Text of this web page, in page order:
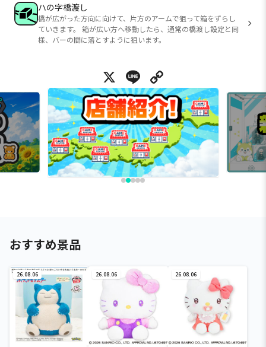
ハの字橋渡し
橋が広がった方向に向けて、片方のアームで狙って箱をずらし
ていきます。 箱が広い方へ移動したら、通常の橋渡し設定と同
様、バーの間に落とすように狙います。
X Line
おすすめ景品
26.08.06 26.08.06 26.08.06